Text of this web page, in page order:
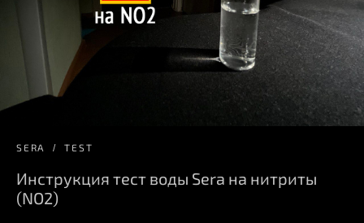
SERA TEST
Инструкция тест воды Sera на нитриты
(NO2)